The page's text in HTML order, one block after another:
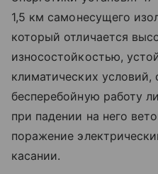
1,5 км самонесущего
который отличается
износостойкостью,
климатических условий,
бесперебойную работу
при падении на него
поражение
касании.